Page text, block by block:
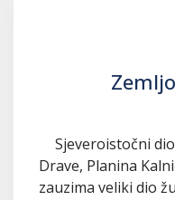
Sjeveroistočni
Drave, Planina
zauzima veliki dio